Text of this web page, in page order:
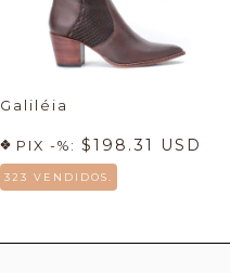
Galiléia
PIX -%: $198.31 USD
323 VENDIDOS.